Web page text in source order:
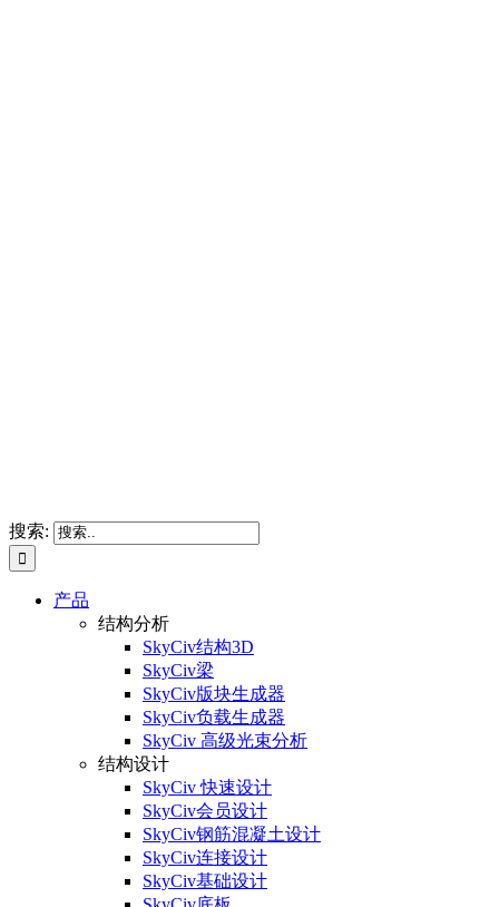
搜索:
产品
结构分析
SkyCiv结构3D
SkyCiv梁
SkyCiv版块生成器
SkyCiv负载生成器
SkyCiv 高级光束分析
结构设计
SkyCiv 快速设计
SkyCiv会员设计
SkyCiv钢筋混凝土设计
SkyCiv连接设计
SkyCiv基础设计